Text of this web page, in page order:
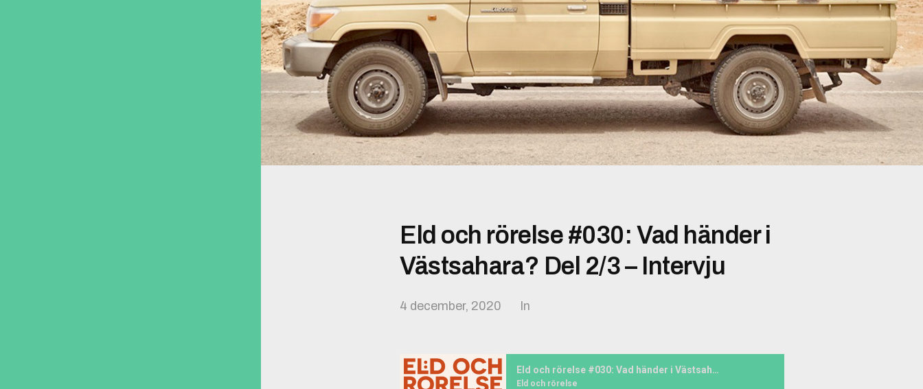
Eld och rörelse #030: Vad händer i
Västsahara? Del 2/3 – Intervju
4 december, 2020 In
Eld och rörelse #030: Vad händer i Västsahara? Del 2/3 – Intervju
Eld och rörelse